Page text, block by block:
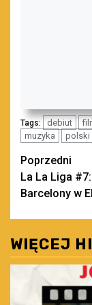
Tags: debiut
muzyka
polski
Zobacz
wpisy
Poprzedni
La La Liga
Barcelony w
WIĘCEJ